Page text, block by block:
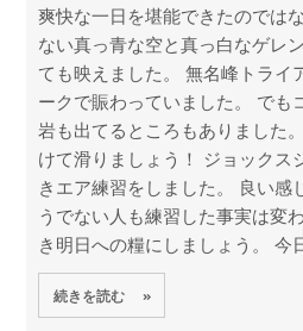
爽快な一日を堪能できたのでは
ない真っ青な空と真っ白なゲレ
ても映えました。 無名峰トライ
ークで賑わっていました。 でも
岩も出てるところもありました
けて滑りましょう！ ジョックス
きエア練習をしました。 良い感
うでない人も練習した事実は変
き明日への糧にしましょう。 今
続きを読む »